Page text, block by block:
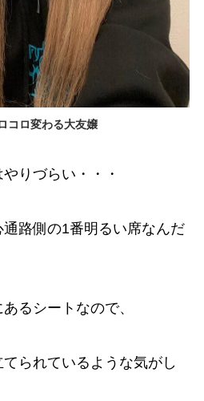
コロ変わる大友嬢
りづらい・・・
路側の1番明るい席なんだ
るシートなので、
られているような気がし